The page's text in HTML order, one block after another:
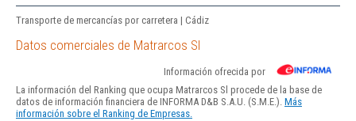
Transporte de mercancías por carretera | Cádiz
Datos comerciales de Matrarcos Sl
Información ofrecida por
La información del Ranking que ocupa Matrarcos Sl procede de la base de
datos de información financiera de INFORMA D&B S.A.U. (S.M.E.). Más
información sobre el Ranking de Empresas.